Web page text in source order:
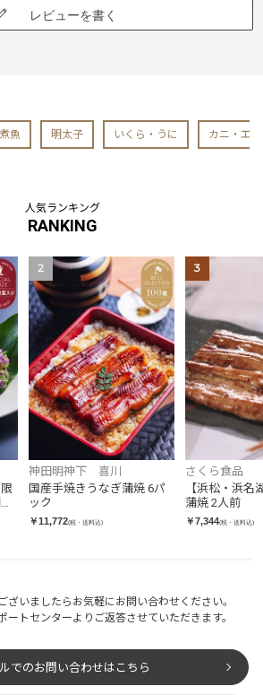
レビューを書く
煮魚 明太子 いくら・うに カニ・エビ
人気ランキング
RANKING
2
神田明神下 喜川
国産手焼きうなぎ蒲焼 6パ
ック
￥11,772(税・送料込)
3
さくら食品
【浜松・浜名
蒲焼 2人前
￥7,344(税・送料込)
ざいましたらお気軽にお問い合わせください。
ートセンターよりご返答させていただきます。
でのお問い合わせはこちら